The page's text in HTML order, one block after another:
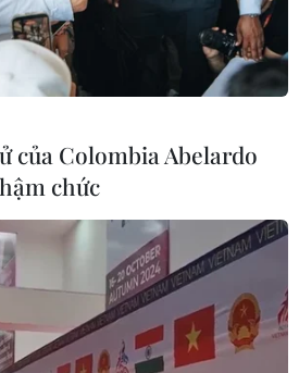
của Colombia Abelardo
chức